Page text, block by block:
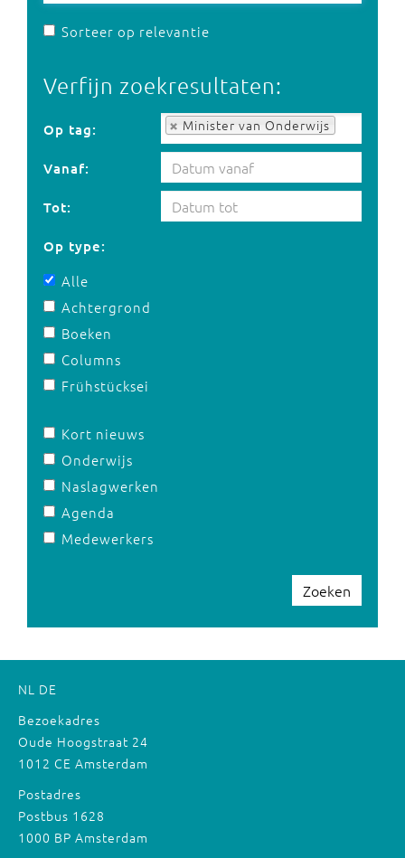
Sorteer op relevantie
Verfijn zoekresultaten:
Op tag: Minister van Onderwijs
Op tag:
Vanaf:
Tot:
Op type:
Alle
Achtergrond
Boeken
Columns
Frühstücksei
Kort nieuws
Onderwijs
Naslagwerken
Agenda
Medewerkers
Zoeken
NL DE
Bezoekadres
Oude Hoogstraat 24
1012 CE Amsterdam
Postadres
Postbus 1628
1000 BP Amsterdam